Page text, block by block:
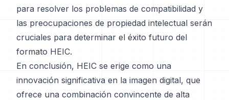
para resolver los problemas de compatibilidad y
las preocupaciones de propiedad intelectual serán
cruciales para determinar el éxito futuro del
formato HEIC.
En conclusión, HEIC se erige como una
innovación significativa en la imagen digital, que
ofrece una combinación convincente de alta